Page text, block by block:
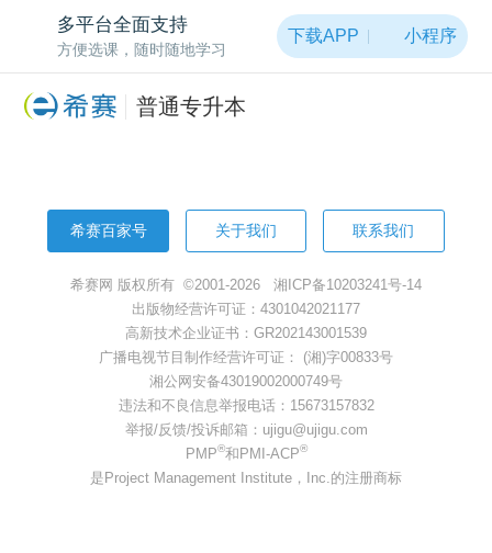
多平台全面支持
方便选课，随时随地学习
下载APP 小程序
普通专升本
非常抱歉，页面被黑洞吸走啦~
返回首页
希赛百家号 关于我们 联系我们
希赛网 版权所有 ©2001-2026 湘ICP备10203241号-14
出版物经营许可证：4301042021177
高新技术企业证书：GR202143001539
广播电视节目制作经营许可证： (湘)字00833号
湘公网安备43019002000749号
违法和不良信息举报电话：15673157832
举报/反馈/投诉邮箱：ujigu@ujigu.com
PMP®和PMI-ACP®
是Project Management Institute，Inc.的注册商标